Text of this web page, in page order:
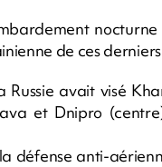
de ces
avait visé
et Dnipro
défense anti-